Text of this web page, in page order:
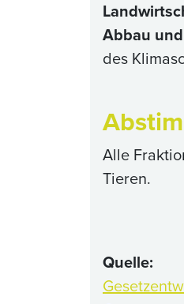
Abbau
des
Alle
Tieren.
Quelle: